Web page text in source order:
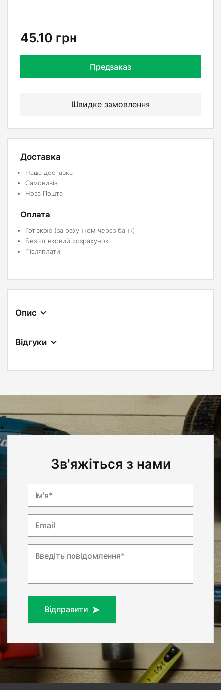
45.10 грн
Предзаказ
Швидке замовлення
Доставка
Наша доставка
Самовивіз
Нова Пошта
Оплата
Готівкою (за рахунком через банк)
Безготівковий розрахунок
Післяплати
Опис
Відгуки
Зв'яжіться з нами
Ім'я*
Email
Введіть повідомлення*
Відправити